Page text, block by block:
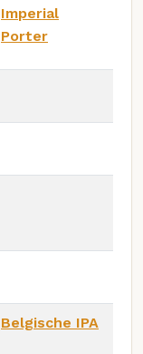
Imperial
Porter
Belgische IPA